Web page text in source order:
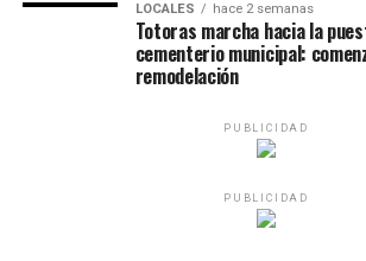
LOCALES hace 2 semanas
Totoras marcha hacia la
cementerio municipal:
remodelación
PUBLICIDAD
PUBLICIDAD